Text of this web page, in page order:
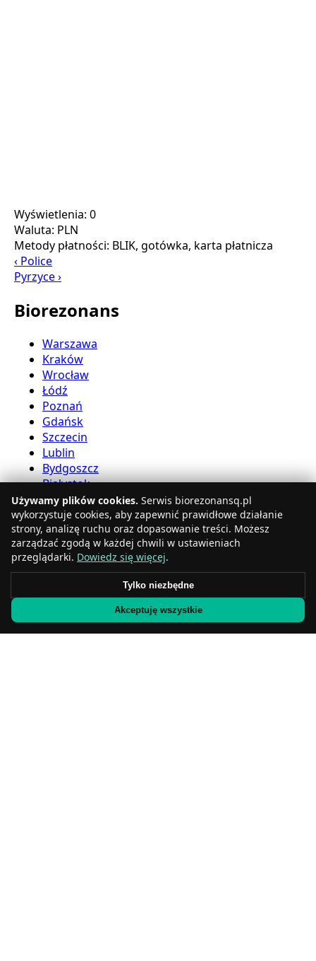
Wyświetlenia: 0
Waluta: PLN
Metody płatności: BLIK, gotówka, karta płatnicza
‹ Police
Pyrzyce ›
Biorezonans
Warszawa
Kraków
Wrocław
Łódź
Poznań
Gdańsk
Szczecin
Lublin
Bydgoszcz
Białystok
Usługi bioreznansu
Katowice
Gdynia
Radom
Używamy plików cookies. Serwis biorezonansq.pl
wykorzystuje cookies, aby zapewnić prawidłowe działanie
strony, analizę ruchu oraz dopasowanie treści. Możesz
zarządzać zgodą w każdej chwili w ustawieniach
przeglądarki. Dowiedz się więcej.
Tylko niezbędne
Akceptuję wszystkie